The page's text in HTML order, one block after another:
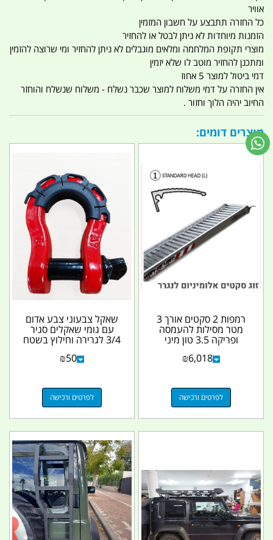
אוויר
כל החזרה תתבצע על חשבון המזמין
הזמנות מיוחדות לא ניתן לבטל או להחזיר
מוצרי תקופת המלחמה ומלאים מוגבלים לא ניתן להחזיר ומי שרוצה להזמין
ומתכנן להחזיר מוטב לו שלא יזמין
דמי ביטול למוצר 5 אחוז
אין החזרה על דמי משלוח למוצר שכבר נשלח - משלוח שנשלח והוחזר
החיוב יהיה הלוך וחזור .
מוצרים דומים:
רמפות 2 סקטים אורך 3
מטר מסילות להעמסה
ופריקה 3.5 טון מיני
מחפרון בובקט ועוד...
₪6,018
לפרטים ורכישה
שאקל צבעוני צבע אדום
עם גומי שאקלים סגיר
3/4 לגרירה וחילוץ בשטח
קמפינג לייף
₪50
לפרטים ורכישה